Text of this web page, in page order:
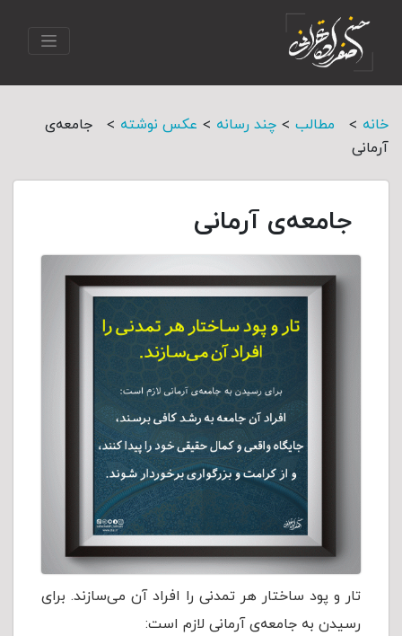
خانه > مطالب > چند رسانه > عکس نوشته >
جامعه‌ی
آرمانی
جامعه‌ی آرمانی
تار و پود ساختار هر تمدنی را افراد آن می‌سازند. برای
رسیدن به جامعه‌ی آرمانی لازم است: